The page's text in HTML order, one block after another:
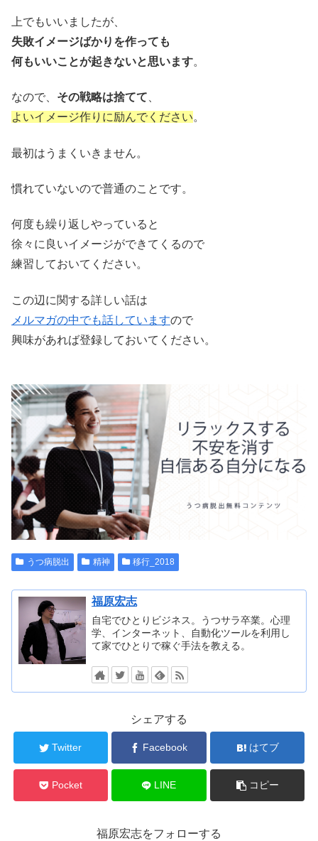
上でもいいましたが、
失敗イメージばかりを作っても
何もいいことが起きないと思います。
なので、 その戦略は捨てて
よいイメージ作りに励んでください。
最初はうまくいきません。
慣れていないので普通のことです。
何度も繰り返しやっていると
徐々に良いイメージができてくるので
練習しておいてください。
この辺に関する詳しい話は
メルマガの中でも話していますので
興味があれば登録しておいてください。
うつ病脱出 精神 移行_2018
福原宏志
自宅でひとりビジネス。うつサラ卒業。心理
学、インターネット、自動化ツールを利用し
て家でひとりで稼ぐ手法を教える。
シェアする
Twitter Facebook はてブ
Pocket LINE コピー
福原宏志をフォローする